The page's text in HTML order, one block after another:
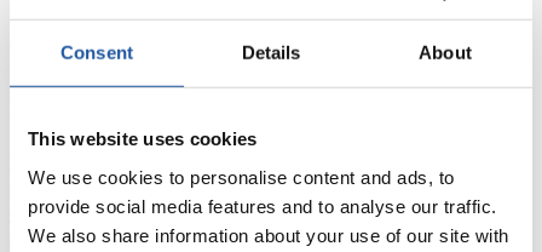
Consent Details About
This website uses cookies
We use cookies to personalise content and ads, to
provide social media features and to analyse our traffic.
We also share information about your use of our site with
RodelnHighlights YOG Gangwon 2024
Ergebnis-Live-Ticker Kunstbahn
Tippspiel